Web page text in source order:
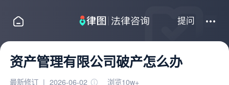
提问
资产管理有限公司破产怎么办
最新修订 | 2026-06-02 浏览10w+